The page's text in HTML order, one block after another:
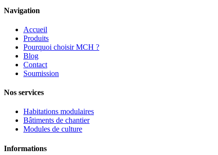
Navigation
Accueil
Produits
Pourquoi choisir MCH ?
Blog
Contact
Soumission
Nos services
Habitations modulaires
Bâtiments de chantier
Modules de culture
Informations